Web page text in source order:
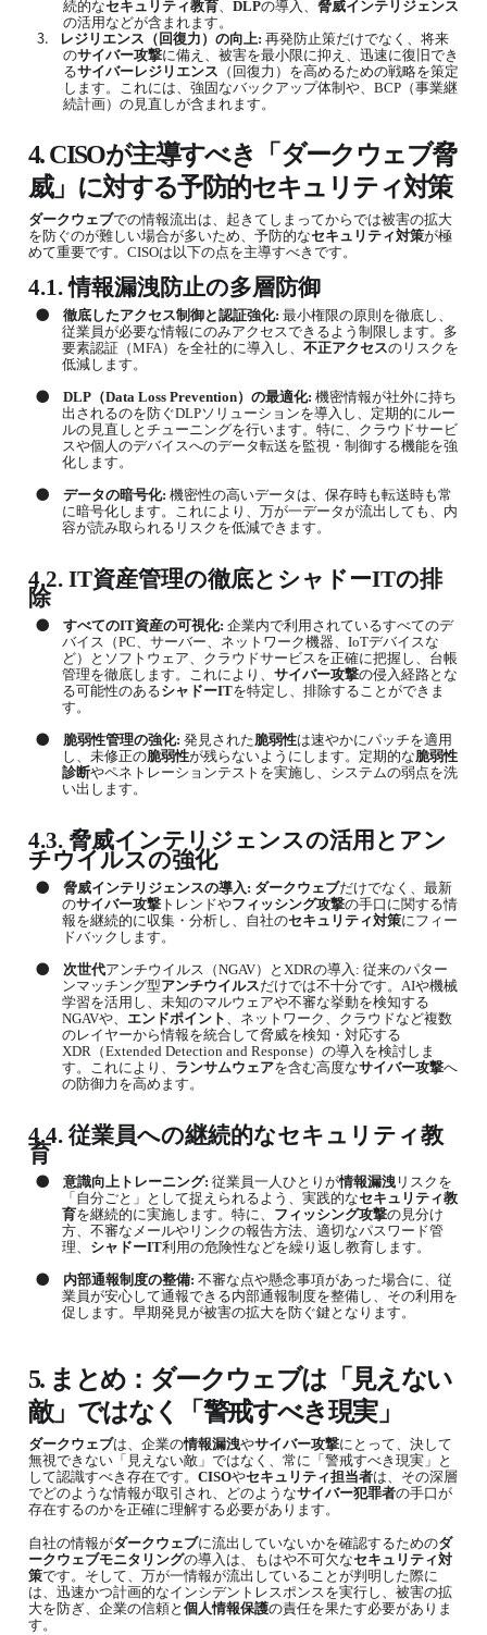
続的なセキュリティ教育、 DLPの導入、 脅威インテリジェンス
の活用などが含まれます。
3. レジリエンス（回復力）の向上: 再発防止策だけでなく、将来
のサイバー攻撃に備え、被害を最小限に抑え、迅速に復旧でき
るサイバーレジリエンス （回復力）を高めるための戦略を策定
します。これには、強固なバックアップ体制や、 BCP （事業継
続計画）の見直しが含まれます。
4. CISOが主導すべき「 ダークウェブ脅
威」に対する予防的セキュリティ対策
ダークウェブでの情報流出は、起きてしまってからでは被害の拡大
を防ぐのが難しい場合が多いため、予防的なセキュリティ対策が極
めて重要です。 CISOは以下の点を主導すべきです。
4.1.情報漏洩防止の多層防御
● 徹底したアクセス制御と認証強化: 最小権限の原則を徹底し、
従業員が必要な情報にのみアクセスできるよう制限します。多
要素認証（MFA）を全社的に導入し、 不正アクセスのリスクを
低減します。
● DLP （Data Loss Prevention）の最適化: 機密情報が社外に持ち
出されるのを防ぐDLPソリューションを導入し、定期的にルー
ルの見直しとチューニングを行います。特に、クラウドサービ
スや個人のデバイスへのデータ転送を監視・制御する機能を強
化します。
● データの暗号化: 機密性の高いデータは、保存時も転送時も常
に暗号化します。これにより、万が一データが流出しても、内
容が読み取られるリスクを低減できます。
4.2. IT資産管理の徹底と シャドーITの排
除
● すべてのIT資産の可視化: 企業内で利用されているすべてのデ
バイス（PC、サーバー、ネットワーク機器、 IoTデバイスな
ど）とソフトウェア、クラウドサービスを正確に把握し、台帳
管理を徹底します。これにより、 サイバー攻撃の侵入経路とな
る可能性のあるシャドーITを特定し、排除することができま
す。
● 脆弱性管理の強化: 発見された脆弱性は速やかにパッチを適用
し、未修正の脆弱性が残らないようにします。定期的な脆弱性
診断やペネトレーションテストを実施し、システムの弱点を洗
い出します。
4.3. 脅威インテリジェンスの活用と アン
チウイルスの強化
● 脅威インテリジェンスの導入: ダークウェブだけでなく、最新
のサイバー攻撃 トレンドやフィッシング攻撃の手口に関する情
報を継続的に収集・分析し、自社のセキュリティ対策にフィー
ドバックします。
● 次世代アンチウイルス（NGAV）と XDRの導入 : 従来のパター
ンマッチング型アンチウイルスだけでは不十分です。 AIや機械
学習を活用し、未知のマルウェアや不審な挙動を検知する
NGAVや、 エンドポイント 、ネットワーク、クラウドなど複数
のレイヤーから情報を統合して脅威を検知・対応する
XDR （Extended Detection and Response）の導入を検討しま
す。これにより、 ランサムウェアを含む高度なサイバー攻撃へ
の防御力を高めます。
4.4. 従業員への継続的なセキュリティ教
育
● 意識向上トレーニング: 従業員一人ひとりが情報漏洩 リスクを
「自分ごと」として捉えられるよう、実践的なセキュリティ教
育を継続的に実施します。特に、 フィッシング攻撃の見分け
方、不審なメールやリンクの報告方法、適切なパスワード管
理、 シャドーIT利用の危険性などを繰り返し教育します。
● 内部通報制度の整備: 不審な点や懸念事項があった場合に、従
業員が安心して通報できる内部通報制度を整備し、その利用を
促します。早期発見が被害の拡大を防ぐ鍵となります。
5. まとめ： ダークウェブは「見えない
敵」ではなく「警戒すべき現実」
ダークウェブは、企業の情報漏洩やサイバー攻撃にとって、決して
無視できない「見えない敵」ではなく、常に「警戒すべき現実」と
して認識すべき存在です。 CISOやセキュリティ担当者は、その深層
でどのような情報が取引され、どのようなサイバー犯罪者の手口が
存在するのかを正確に理解する必要があります。
自社の情報がダークウェブに流出していないかを確認するためのダ
ークウェブモニタリングの導入は、もはや不可欠なセキュリティ対
策です。そして、万が一情報が流出していることが判明した際に
は、迅速かつ計画的なインシデントレスポンスを実行し、被害の拡
大を防ぎ、企業の信頼と 個人情報保護の責任を果たす必要がありま
す。